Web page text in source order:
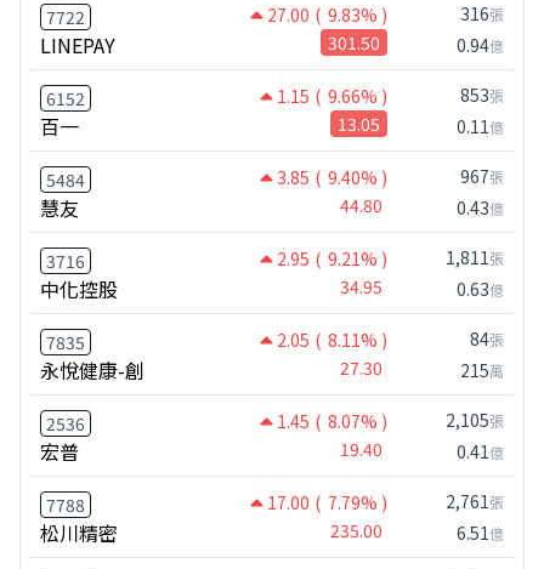
7722 27.00 ( 9.83% )
LINEPAY 301.50
316張
0.94億
6152 1.15 ( 9.66% )
百一 13.05
853張
0.11億
5484 3.85 ( 9.40% )
慧友 44.80
967張
0.43億
3716 2.95 ( 9.21% )
中化控股 34.95
1,811張
0.63億
7835 2.05 ( 8.11% )
永悅健康-創 27.30
84張
215萬
2536 1.45 ( 8.07% )
宏普 19.40
2,105張
0.41億
7788 17.00 ( 7.79% )
松川精密 235.00
2,761張
6.51億